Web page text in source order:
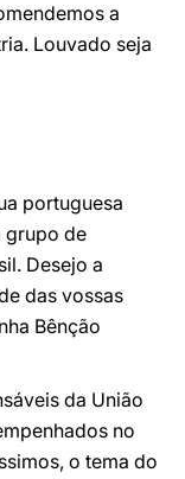
a
Louvado seja
portuguesa
grupo de
Desejo a
das vossas
Bênção
da União
no
o tema do